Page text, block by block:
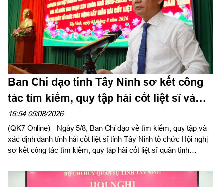
Ban Chỉ đạo tỉnh Tây Ninh sơ kết công
tác tìm kiếm, quy tập hài cốt liệt sĩ và
đẩy mạnh Chiến dịch 500 ngày đêm
16:54 05/08/2026
(QK7 Online) - Ngày 5/8, Ban Chỉ đạo về tìm kiếm, quy tập và
xác định danh tính hài cốt liệt sĩ tỉnh Tây Ninh tổ chức Hội nghị
sơ kết công tác tìm kiếm, quy tập hài cốt liệt sĩ quân tình
tranh tại Campuchia đưa về nước giai đoạn XXV; rút kinh
nghiệm sau 60 ngày triển khai lấy mẫu hài cốt liệt sĩ; phát động